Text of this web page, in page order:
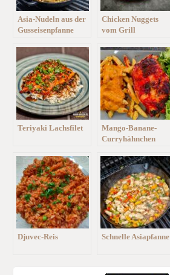
Asia-Nudeln aus der
Gusseisenpfanne
Chicken Nuggets
vom Grill
Teriyaki Lachsfilet
Mango-Banane-
Curryhähnchen
Djuvec-Reis Schnelle Asiapfanne